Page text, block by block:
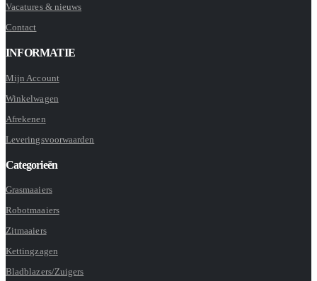
Vacatures & nieuws
Contact
INFORMATIE
Mijn Account
Winkelwagen
Afrekenen
Leveringsvoorwaarden
Categorieën
Grasmaaiers
Robotmaaiers
Zitmaaiers
Kettingzagen
Bladblazers/Zuigers